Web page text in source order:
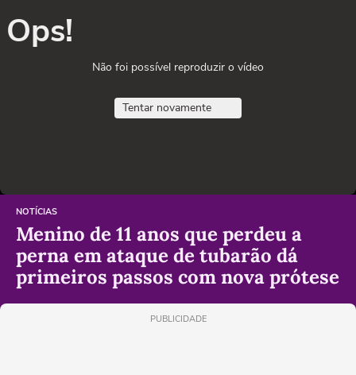
Ops!
Não foi possível reproduzir o vídeo
Tentar novamente
NOTÍCIAS
Menino de 11 anos que perdeu a
perna em ataque de tubarão dá
primeiros passos com nova prótese
PUBLICIDADE